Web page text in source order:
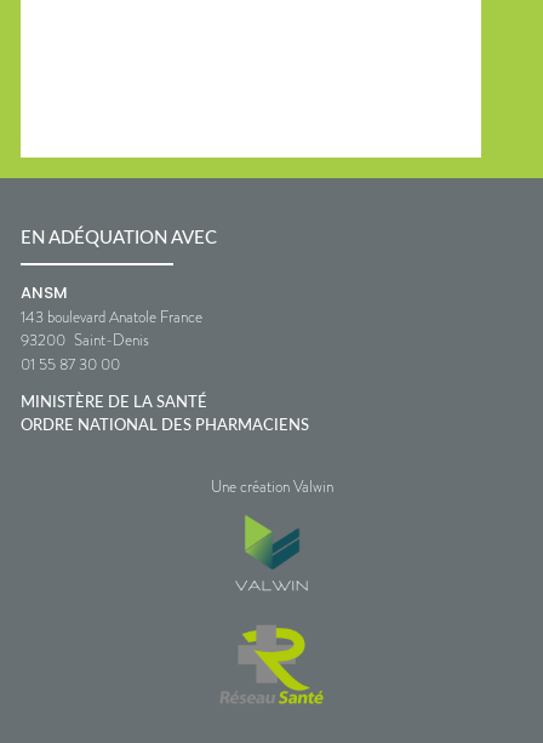
EN ADÉQUATION AVEC
ANSM
143 boulevard Anatole France
93200 Saint-Denis
01 55 87 30 00
MINISTÈRE DE LA SANTÉ
ORDRE NATIONAL DES PHARMACIENS
Une création Valwin